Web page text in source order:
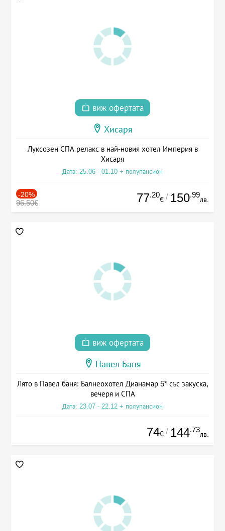
виж офертата
Хисаря
Луксозен СПА релакс в най-новия хотел Империя в
Хисаря
Дата: 25.06 - 01.10 + полупансион
-20%
96.50€ 77.20
€ / 150.99
лв.
виж офертата
Павел Баня
Лято в Павел баня: Балнеохотел Дианамар 5* със закуска,
вечеря и СПА
Дата: 23.07 - 22.12 + полупансион
74€ / 144.73
лв.